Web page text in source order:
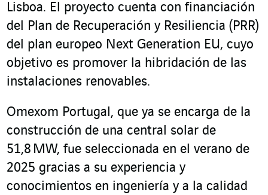
Lisboa. El proyecto cuenta con financiación
del Plan de Recuperación y Resiliencia (PRR)
del plan europeo Next Generation EU, cuyo
objetivo es promover la hibridación de las
instalaciones renovables.
Omexom Portugal, que ya se encarga de la
construcción de una central solar de
51,8 MW, fue seleccionada en el verano de
2025 gracias a su experiencia y
conocimientos en ingeniería y a la calidad